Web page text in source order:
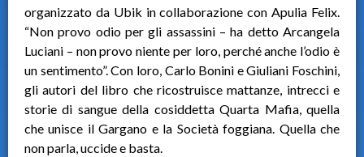
organizzato da Ubik in collaborazione con Apulia Felix.
“Non provo odio per gli assassini – ha detto Arcangela
Luciani – non provo niente per loro, perché anche l’odio è
un sentimento”. Con loro, Carlo Bonini e Giuliani Foschini,
gli autori del libro che ricostruisce mattanze, intrecci e
storie di sangue della cosiddetta Quarta Mafia, quella
che unisce il Gargano e la Società foggiana. Quella che
non parla, uccide e basta.